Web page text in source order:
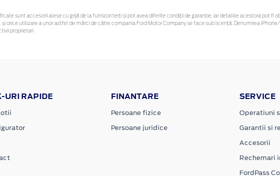
sunt accesorii alese cu grijă de la furnizori terți și pot avea diferite condiții de garanție, iar detaliile acestora pot fi
și orice utilizare a unor astfel de mărci de către compania Ford Motor Company se face sub licență. Denumirea
proprietari
URI RAPIDE FINANTARE
Persoane fizice
Persoane juridice
SERVICE
Operatiuni
Garantii si
Accesorii
Rechemari
FordPass